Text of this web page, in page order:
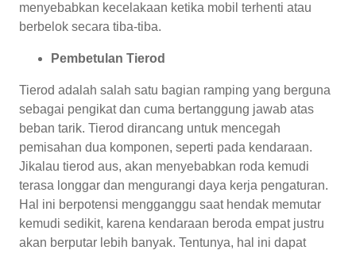
menyebabkan kecelakaan ketika mobil terhenti atau
berbelok secara tiba-tiba.
Pembetulan Tierod
Tierod adalah salah satu bagian ramping yang berguna
sebagai pengikat dan cuma bertanggung jawab atas
beban tarik. Tierod dirancang untuk mencegah
pemisahan dua komponen, seperti pada kendaraan.
Jikalau tierod aus, akan menyebabkan roda kemudi
terasa longgar dan mengurangi daya kerja pengaturan.
Hal ini berpotensi mengganggu saat hendak memutar
kemudi sedikit, karena kendaraan beroda empat justru
akan berputar lebih banyak. Tentunya, hal ini dapat